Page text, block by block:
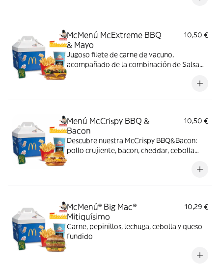
McMenú McExtreme BBQ
& Mayo
10,50 €
Jugoso filete de carne de vacuno,
acompañado de la combinación de Salsa
doble de cheddar, lechuga fresca y tiras de
Menú McCrispy BBQ &
Bacon
10,50 €
Descubre nuestra McCrispy BBQ&Bacon:
pollo crujiente, bacon, cheddar, cebolla
harina de trigo con copos de patata. ¡Sabor
McMenú® Big Mac®
Mitiquísimo
10,29 €
Carne, pepinillos, lechuga, cebolla y queso
fundido